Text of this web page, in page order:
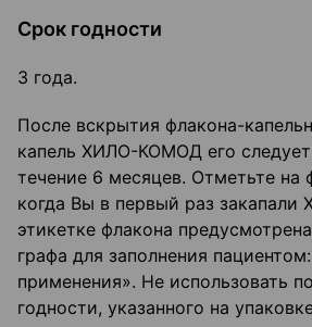
Срок годности
3 года.
После вскрытия флакона-
капель ХИЛО-КОМОД его следует
течение 6 месяцев. Отметьте на
когда Вы в первый раз
этикетке флакона
графа для заполнения
применения». Не использовать
годности, указанного на